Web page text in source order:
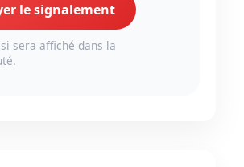
le signalement
sera affiché dans la